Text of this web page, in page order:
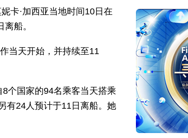
卡·加西亚当地时间10日在
船。
当天开始，并持续至11
个国家的94名乘客当天搭乘
有24人预计于11日离船。她